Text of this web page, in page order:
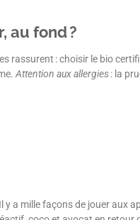
au fond ?
: choisir le bio
Attention aux allergies: la
a mille façons de jouer aux